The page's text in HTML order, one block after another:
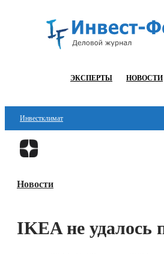
ЭКСПЕРТЫ НОВОСТИ
Инвестклимат
Финансы
Блокчейн
Новости
IKEA не удалось